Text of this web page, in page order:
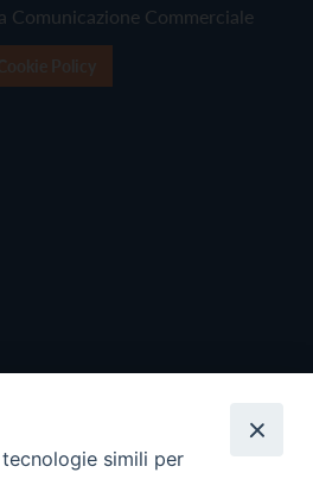
Comunicazione Commerciale
simili per